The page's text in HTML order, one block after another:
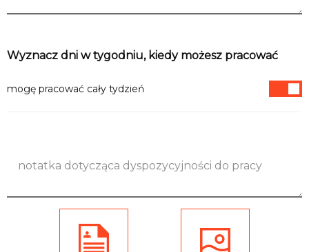
Wyznacz dni w tygodniu, kiedy możesz pracować
mogę pracować cały tydzień